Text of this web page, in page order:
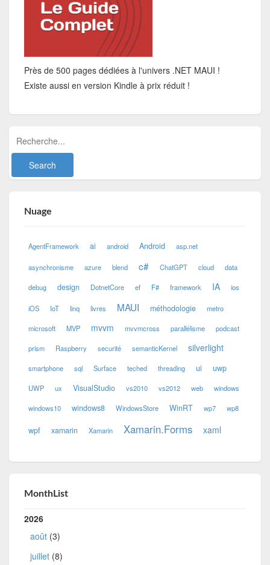
Près de 500 pages dédiées à l'univers .NET MAUI !
Existe aussi en version Kindle à prix réduit !
Nuage
AgentFramework ai android Android asp.net
asynchronisme azure blend c# ChatGPT cloud data
debug design DotnetCore ef F# framework IA ios
iOS IoT linq livres MAUI méthodologie metro
microsoft MVP mvvm mvvmcross parallélisme podcast
prism Raspberry securité semanticKernel silverlight
smartphone sql Surface teched threading ui uwp
UWP ux VisualStudio vs2010 vs2012 web windows
windows10 windows8 WindowsStore WinRT wp7 wp8
wpf xamarin Xamarin Xamarin.Forms xaml
MonthList
2026
août (3)
juillet (8)